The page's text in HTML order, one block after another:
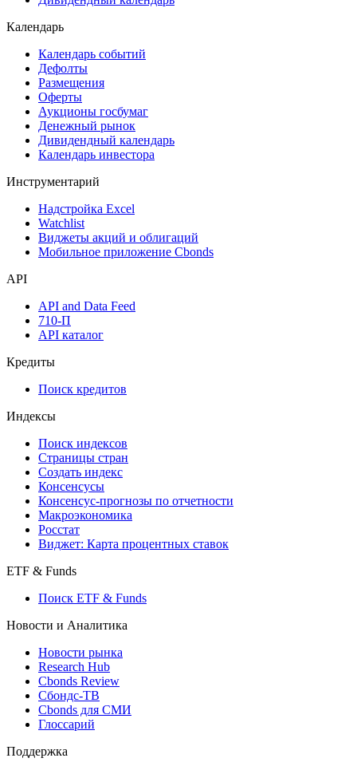
Дивидендный календарь
Календарь
Календарь событий
Дефолты
Размещения
Оферты
Денежный рынок
Календарь инвестора
Инструментарий
Мобильное приложение Cbonds
API
API and Data Feed
API каталог
Кредиты
Поиск кредитов
Индексы
Поиск индексов
Страницы стран
Создать индекс
Консенсусы
Макроэкономика
Виджет: Карта процентных ставок
ETF & Funds
Поиск ETF & Funds
Новости и Аналитика
Новости рынка
Research Hub
Сбондс-ТВ